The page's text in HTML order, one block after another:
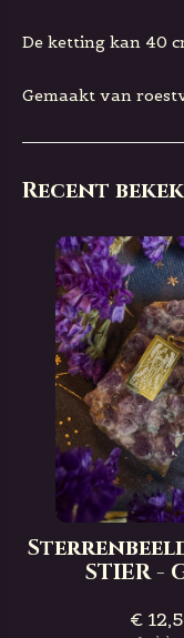
De ketting kan 40
Gemaakt van
Recent
STIER -
€